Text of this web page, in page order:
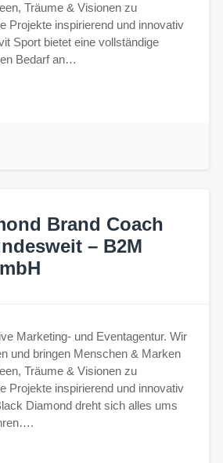
Träume & Visionen zu
Projekte inspirierend und innovativ
Sport bietet eine vollständige
Bedarf an…
Brand Coach
– B2M
Marketing- und Eventagentur. Wir
und bringen Menschen & Marken
Träume & Visionen zu
Projekte inspirierend und innovativ
Diamond dreht sich alles ums